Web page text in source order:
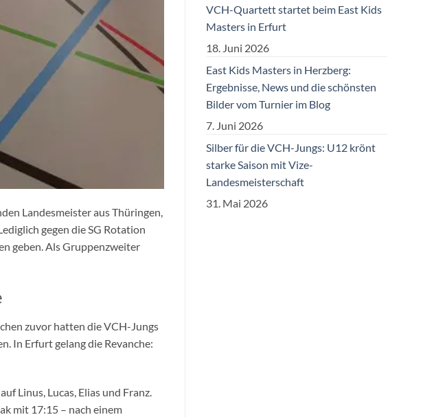
Landesmeister aus Thüringen,
gegen die SG Rotation
geben. Als Gruppenzweiter
zuvor hatten die VCH-Jungs
In Erfurt gelang die Revanche:
Linus, Lucas, Elias und Franz.
mit 17:15 – nach einem
VCH-Quartett startet beim East Kids
Masters in Erfurt
18. Juni 2026
East Kids Masters in Herzberg:
Ergebnisse, News und die schönsten
Bilder vom Turnier im Blog
7. Juni 2026
Silber für die VCH-Jungs: U12 krönt
starke Saison mit Vize-
Landesmeisterschaft
31. Mai 2026